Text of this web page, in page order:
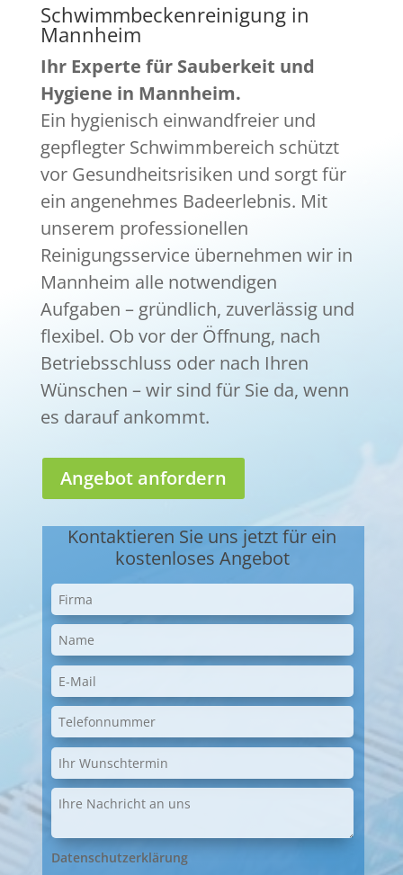
Schwimmbeckenreinigung in
Mannheim
Ihr Experte für Sauberkeit und
Hygiene in Mannheim.
Ein hygienisch einwandfreier und
gepflegter Schwimmbereich schützt
vor Gesundheitsrisiken und sorgt für
ein angenehmes Badeerlebnis. Mit
unserem professionellen
Reinigungsservice übernehmen wir in
Mannheim alle notwendigen
Aufgaben – gründlich, zuverlässig und
flexibel. Ob vor der Öffnung, nach
Betriebsschluss oder nach Ihren
Wünschen – wir sind für Sie da, wenn
es darauf ankommt.
Angebot anfordern
Kontaktieren Sie uns jetzt für ein
kostenloses Angebot
Datenschutzerklärung